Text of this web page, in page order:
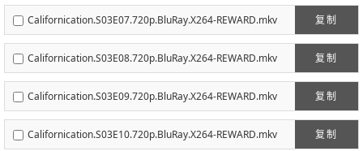
复制
Californication.S03E07.720p.BluRay.X264-REWARD.mkv
复制
Californication.S03E08.720p.BluRay.X264-REWARD.mkv
复制
Californication.S03E09.720p.BluRay.X264-REWARD.mkv
复制
Californication.S03E10.720p.BluRay.X264-REWARD.mkv